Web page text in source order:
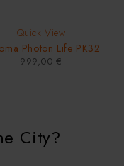
Quick View
Photon Life PK32
999,00€
City?